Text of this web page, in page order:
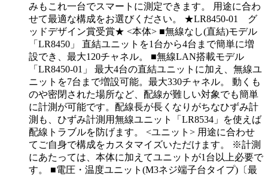
みもこれ一台でスマートに測定できます。 用途に合わ
せて最適な構成をお選びください。 ★LR8450-01 グ
ッドデザイン賞受賞★ <本体> ■無線なし(直結)モデル
「LR8450」 直結ユニットを1台から4台まで簡単に増
設でき、最大120チャネル。 ■無線LAN搭載モデル
「LR8450-01」 最大4台の直結ユニットに加え、無線ユ
ニットを7台まで増設可能。最大330チャネル。 動くも
のや密閉された場所など、配線が難しい対象でも簡単
に計測が可能です。配線長が長くなりがちなひずみ計
測も、ひずみ計測用無線ユニット「LR8534」を使えば
配線トラブルを防げます。 <ユニット> 用途に合わせ
てご自身で構成をカスタマイズいただけます。 ※計測
にあたっては、本体に加えてユニットが1台以上必要で
す。 ■電圧・温度ユニット(M3ネジ端子台タイプ)〔最